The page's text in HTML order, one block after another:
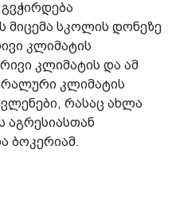
გვჭირდება
მიცემა სკოლის დონეზე
კლიმატის
კლიმატის და ამ
კლიმატის
რასაც ახლა
აგრესიასთან
ბოკერიამ.